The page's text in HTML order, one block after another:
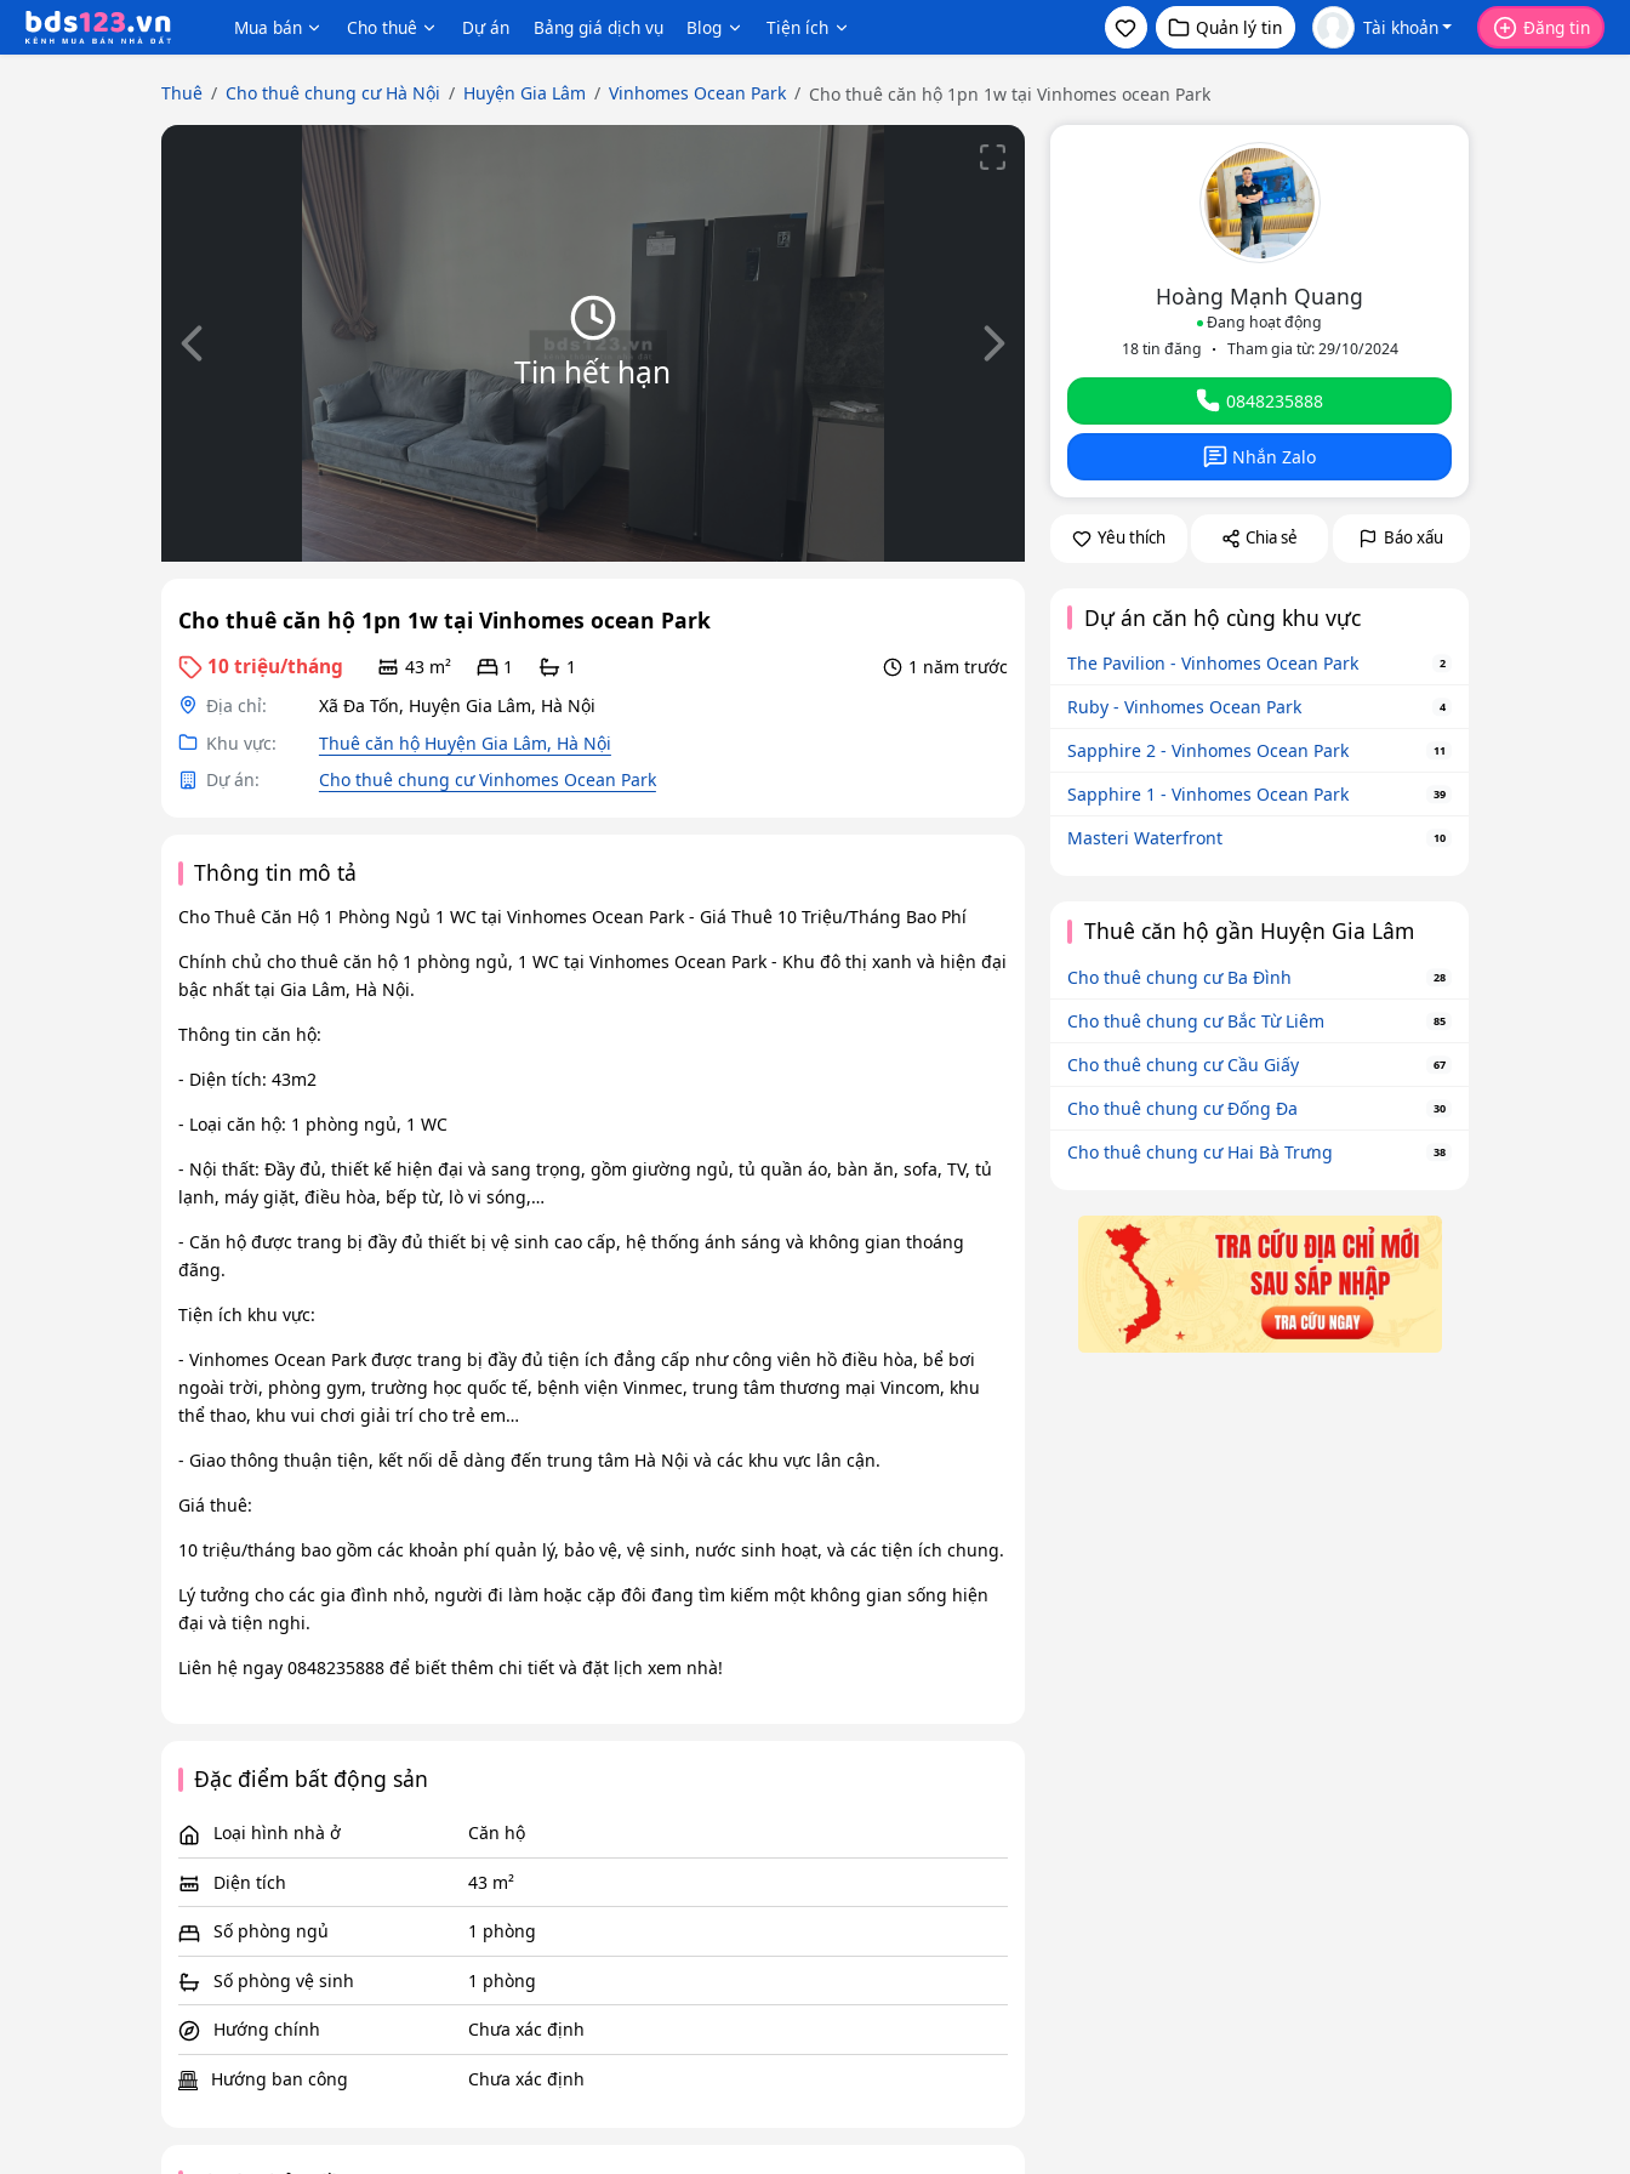
Mua bán Cho thuê Dự án Bảng giá dịch vụ Blog Tiện ích Quản lý tin Tài khoản Đăng tin
Thuê Cho thuê chung cư Hà Nội Huyện Gia Lâm Vinhomes Ocean Park Cho thuê căn hộ 1pn 1w tại Vinhomes ocean Park
Tin hết hạn
Slide trước Slide tiếp theo
Cho thuê căn hộ 1pn 1w tại Vinhomes ocean Park
10 triệu/tháng 43 m² 1 1
1 năm trước
Địa chỉ:
Xã Đa Tốn, Huyện Gia Lâm, Hà Nội
Khu vực:
Thuê căn hộ Huyện Gia Lâm, Hà Nội
Dự án:
Cho thuê chung cư Vinhomes Ocean Park
Thông tin mô tả
Cho Thuê Căn Hộ 1 Phòng Ngủ 1 WC tại Vinhomes Ocean Park - Giá Thuê 10 Triệu/Tháng Bao Phí
Chính chủ cho thuê căn hộ 1 phòng ngủ, 1 WC tại Vinhomes Ocean Park - Khu đô thị xanh và hiện đại
bậc nhất tại Gia Lâm, Hà Nội.
Thông tin căn hộ:
- Diện tích: 43m2
- Loại căn hộ: 1 phòng ngủ, 1 WC
- Nội thất: Đầy đủ, thiết kế hiện đại và sang trọng, gồm giường ngủ, tủ quần áo, bàn ăn, sofa, TV, tủ
lạnh, máy giặt, điều hòa, bếp từ, lò vi sóng,…
- Căn hộ được trang bị đầy đủ thiết bị vệ sinh cao cấp, hệ thống ánh sáng và không gian thoáng
đãng.
Tiện ích khu vực:
- Vinhomes Ocean Park được trang bị đầy đủ tiện ích đẳng cấp như công viên hồ điều hòa, bể bơi
ngoài trời, phòng gym, trường học quốc tế, bệnh viện Vinmec, trung tâm thương mại Vincom, khu
thể thao, khu vui chơi giải trí cho trẻ em…
- Giao thông thuận tiện, kết nối dễ dàng đến trung tâm Hà Nội và các khu vực lân cận.
Giá thuê:
10 triệu/tháng bao gồm các khoản phí quản lý, bảo vệ, vệ sinh, nước sinh hoạt, và các tiện ích chung.
Lý tưởng cho các gia đình nhỏ, người đi làm hoặc cặp đôi đang tìm kiếm một không gian sống hiện
đại và tiện nghi.
Liên hệ ngay 0848235888 để biết thêm chi tiết và đặt lịch xem nhà!
Đặc điểm bất động sản
Loại hình nhà ở Căn hộ
Diện tích 43 m²
Số phòng ngủ 1 phòng
Số phòng vệ sinh 1 phòng
Hướng chính Chưa xác định
Hướng ban công Chưa xác định
Hoàng Mạnh Quang
Đang hoạt động
18 tin đăng
Tham gia từ: 29/10/2024
0848235888
Nhắn Zalo
Yêu thích Chia sẻ Báo xấu
Dự án căn hộ cùng khu vực
The Pavilion - Vinhomes Ocean Park 2
Ruby - Vinhomes Ocean Park 4
Sapphire 2 - Vinhomes Ocean Park 11
Sapphire 1 - Vinhomes Ocean Park 39
Masteri Waterfront 10
Thuê căn hộ gần Huyện Gia Lâm
Cho thuê chung cư Ba Đình 28
Cho thuê chung cư Bắc Từ Liêm 85
Cho thuê chung cư Cầu Giấy 67
Cho thuê chung cư Đống Đa 30
Cho thuê chung cư Hai Bà Trưng 38